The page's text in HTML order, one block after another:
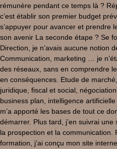
rémunère pendant ce temps là ?
c’est établir son premier budget
s’appuyer pour avancer et prendre
son avenir La seconde étape ? Se
Direction, je n’avais aucune notion
Communication, marketing … je
des réseaux, sans en comprendre
en conséquences. Etude de
juridique, fiscal et social,
business plan, intelligence
m’a apporté les bases de tout ce
démarrer. Plus tard, j’en suivrai
la prospection et la communication.
formation, j’ai conçu mon site